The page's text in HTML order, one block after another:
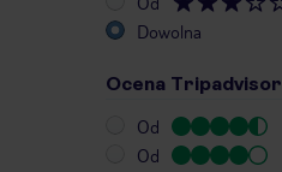
Dowolna
Ocena Tripadvisor
Od
Od